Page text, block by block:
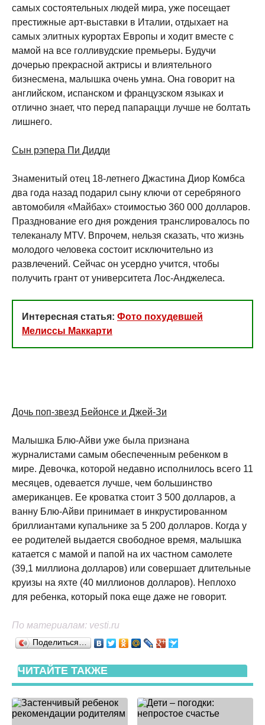
самых состоятельных людей мира, уже посещает
престижные арт-выставки в Италии, отдыхает на
самых элитных курортах Европы и ходит вместе с
мамой на все голливудские премьеры. Будучи
дочерью прекрасной актрисы и влиятельного
бизнесмена, малышка очень умна. Она говорит на
английском, испанском и французском языках и
отлично знает, что перед папарацци лучше не болтать
лишнего.
Сын рэпера Пи Дидди
Знаменитый отец 18-летнего Джастина Диор Комбса
два года назад подарил сыну ключи от серебряного
автомобиля «Майбах» стоимостью 360 000 долларов.
Празднование его дня рождения транслировалось по
телеканалу MTV. Впрочем, нельзя сказать, что жизнь
молодого человека состоит исключительно из
развлечений. Сейчас он усердно учится, чтобы
получить грант от университета Лос-Анджелеса.
Интересная статья: Фото похудевшей
Мелиссы Маккарти
Дочь поп-звезд Бейонсе и Джей-Зи
Малышка Блю-Айви уже была признана
журналистами самым обеспеченным ребенком в
мире. Девочка, которой недавно исполнилось всего 11
месяцев, одевается лучше, чем большинство
американцев. Ее кроватка стоит 3 500 долларов, а
ванну Блю-Айви принимает в инкрустированном
бриллиантами купальнике за 5 200 долларов. Когда у
ее родителей выдается свободное время, малышка
катается с мамой и папой на их частном самолете
(39,1 миллиона долларов) или совершает длительные
круизы на яхте (40 миллионов долларов). Неплохо
для ребенка, который пока еще даже не говорит.
По материалам: vesti.ru
Поделиться…
ЧИТАЙТЕ ТАКЖЕ